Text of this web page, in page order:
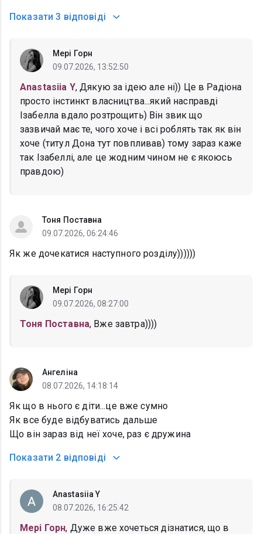
Показати 3 відповіді
Мері Горн
09.07.2026, 13:52:50
Anastasiia Y, Дякую за ідею але ні)) Це в Радіона
просто інстинкт власництва...який насправді
Ізабелла вдало розтрощить) Він звик що
зазвичай має те, чого хоче і всі роблять так як він
хоче (титул Дона тут повпливав) тому зараз каже
так Ізабеллі, але це жодним чином не є якоюсь
правдою)
Тоня Поставна
09.07.2026, 06:24:46
Як же дочекатися наступного розділу))))))
Мері Горн
09.07.2026, 08:27:00
Тоня Поставна, Вже завтра))))
Ангеліна
08.07.2026, 14:18:14
Як що в нього є діти...це вже сумно
Як все буде відбуватись дальше
Що він зараз від неї хоче, раз є дружина
Показати 2 відповіді
Anastasiia Y
08.07.2026, 16:25:42
Мері Горн, Дуже вже хочеться дізнатися, що в